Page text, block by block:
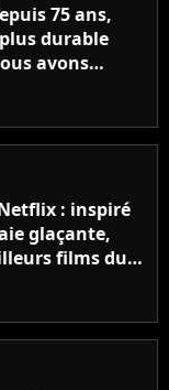
75 ans,
durable
avons
jour, et les
: inspiré
glaçante,
films du